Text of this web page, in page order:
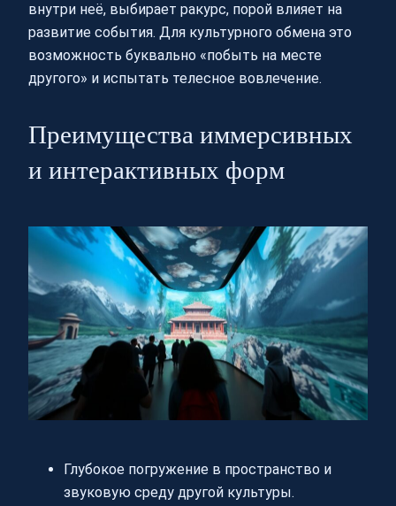
внутри неё, выбирает ракурс, порой влияет на
развитие события. Для культурного обмена это
возможность буквально «побыть на месте
другого» и испытать телесное вовлечение.
Преимущества иммерсивных
и интерактивных форм
Глубокое погружение в пространство и
звуковую среду другой культуры.